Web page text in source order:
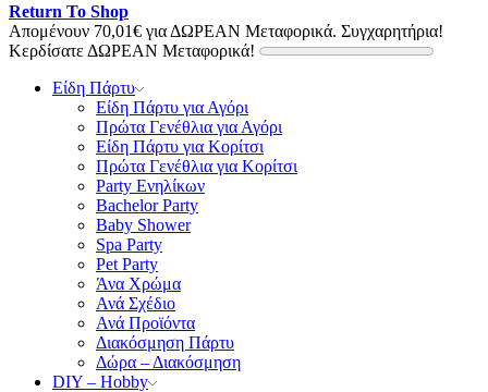
Return To Shop
Απομένουν 70,01€ για ΔΩΡΕΑΝ Μεταφορικά. Συγχαρητήρια!
Κερδίσατε ΔΩΡΕΑΝ Μεταφορικά!
Είδη Πάρτυ
Είδη Πάρτυ για Αγόρι
Πρώτα Γενέθλια για Αγόρι
Είδη Πάρτυ για Κορίτσι
Πρώτα Γενέθλια για Κορίτσι
Party Ενηλίκων
Bachelor Party
Baby Shower
Spa Party
Pet Party
Άνα Χρώμα
Ανά Σχέδιο
Ανά Προϊόντα
Διακόσμηση Πάρτυ
Δώρα – Διακόσμηση
DIY – Hobby